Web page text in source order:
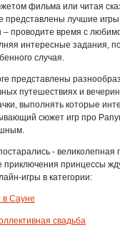
фильма или читая
представлены лучшие
– проводите время с
интересные задания,
случая.
представлены
путешествиях и
выполнять которые
сюжет игр про
- великолепная
принцессы
игры в категории:
в Сауне
свадьба